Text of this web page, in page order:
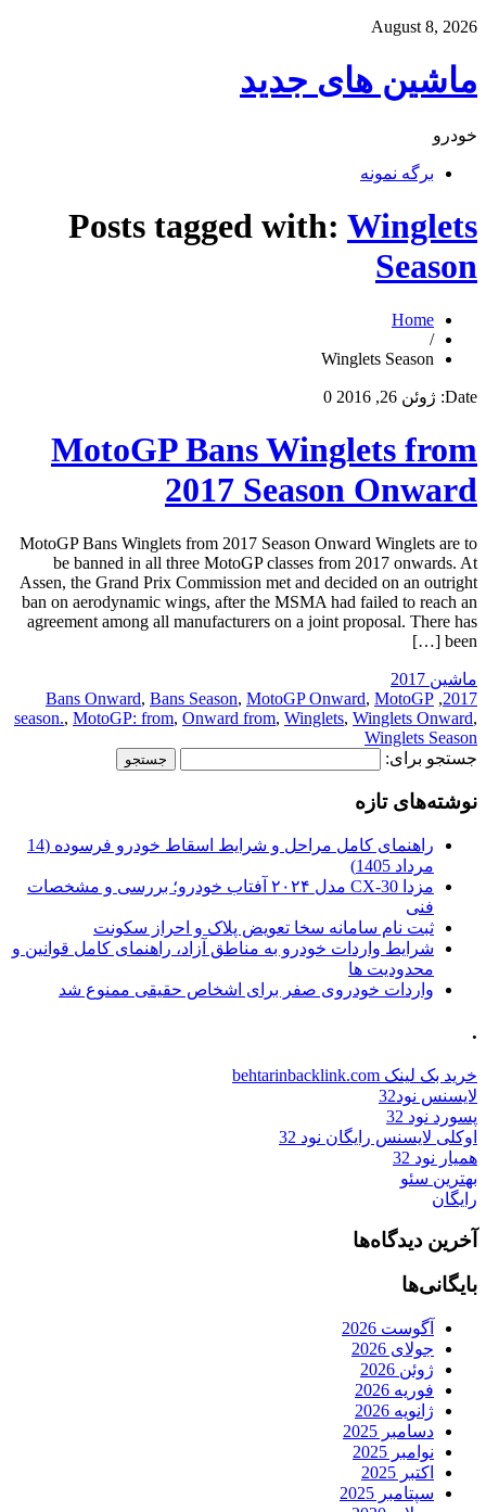
August 8, 2026
ماشین های جدید
خودرو
برگه نمونه
Posts tagged with: Winglets
Season
Home
/
Winglets Season
Date: ژوئن 26, 2016 0
MotoGP Bans Winglets from
2017 Season Onward
MotoGP Bans Winglets from 2017 Season Onward Winglets are to
be banned in all three MotoGP classes from 2017 onwards. At
Assen, the Grand Prix Commission met and decided on an outright
ban on aerodynamic wings, after the MSMA had failed to reach an
agreement among all manufacturers on a joint proposal. There has
been […]
ماشین 2017
2017
,
Bans Onward, Bans Season, MotoGP Onward, MotoGP
season., MotoGP: from, Onward from, Winglets, Winglets Onward,
Winglets Season
جستجو برای:
نوشته‌های تازه
راهنمای کامل مراحل و شرایط اسقاط خودرو فرسوده (14
مرداد 1405)
مزدا CX-30 مدل ۲۰۲۴ آفتاب خودرو؛ بررسی و مشخصات
فنی
ثبت نام سامانه سخا تعویض پلاک و احراز سکونت
شرایط واردات خودرو به مناطق آزاد، راهنمای کامل قوانین و
محدودیت ها
واردات خودروی صفر برای اشخاص حقیقی ممنوع شد
.
خرید بک لینک behtarinbacklink.com
لایسنس نود32
پسورد نود 32
اوکلی لایسنس رایگان نود 32
همیار نود 32
بهترین سئو
رایگان
آخرین دیدگاه‌ها
بایگانی‌ها
آگوست 2026
جولای 2026
ژوئن 2026
فوریه 2026
ژانویه 2026
دسامبر 2025
نوامبر 2025
اکتبر 2025
سپتامبر 2025